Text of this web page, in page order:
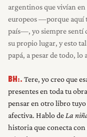
argentinos que vivían
europeos —porque aquí
país—, yo siempre sentí
su propio lugar, y esto
papá, a pesar de todo, lo
BH:. Tere, yo creo que
presentes en toda tu
pensar en otro libro tuyo
afectiva. Hablo de La
historia que conecta